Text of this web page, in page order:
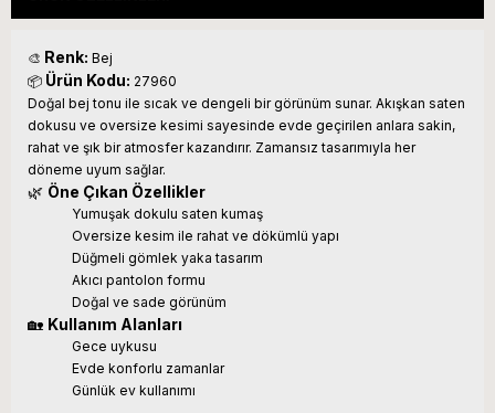
🎨 Renk: Bej
📦 Ürün Kodu: 27960
Doğal bej tonu ile sıcak ve dengeli bir görünüm sunar. Akışkan saten
dokusu ve oversize kesimi sayesinde evde geçirilen anlara sakin,
rahat ve şık bir atmosfer kazandırır. Zamansız tasarımıyla her
döneme uyum sağlar.
🌿 Öne Çıkan Özellikler
Yumuşak dokulu saten kumaş
Oversize kesim ile rahat ve dökümlü yapı
Düğmeli gömlek yaka tasarım
Akıcı pantolon formu
Doğal ve sade görünüm
🏡 Kullanım Alanları
Gece uykusu
Evde konforlu zamanlar
Günlük ev kullanımı